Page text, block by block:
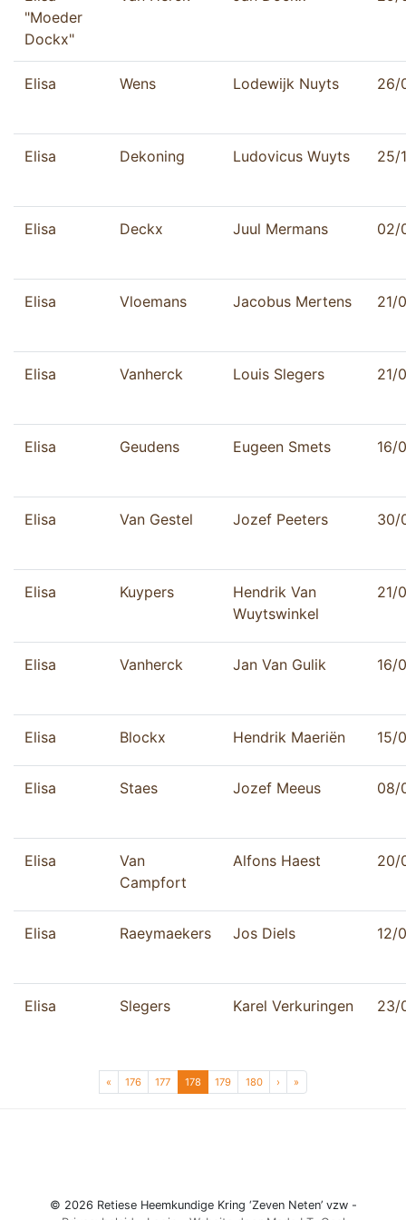
"Moeder
Dockx"
Elisa Wens Lodewijk Nuyts 26/
Elisa Dekoning Ludovicus Wuyts 25/
Elisa Deckx Juul Mermans 02/
Elisa Vloemans Jacobus Mertens 21/
Elisa Vanherck Louis Slegers 21/
Elisa Geudens Eugeen Smets 16/
Elisa Van Gestel Jozef Peeters 30/
Elisa Kuypers
Hendrik Van
Wuytswinkel
21/
Elisa Vanherck Jan Van Gulik 16/
Elisa Blockx Hendrik Maeriën 15/
Elisa Staes Jozef Meeus 08/
Elisa
Van
Campfort
Alfons Haest 20/
Elisa Raeymaekers Jos Diels 12/
Elisa Slegers Karel Verkuringen 23/
Page navigation
« Page
176 Page
177 Current Page
178 Page
179 Page
180 › »
© 2026 Retiese Heemkundige Kring ‘Zeven Neten’ vzw -